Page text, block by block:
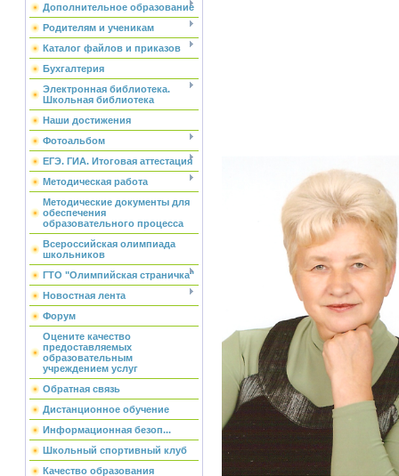
Дополнительное образование
Родителям и ученикам
Каталог файлов и приказов
Бухгалтерия
Электронная библиотека.
Школьная библиотека
Наши достижения
Фотоальбом
ЕГЭ. ГИА. Итоговая аттестация
Методическая работа
Методические документы для
обеспечения
образовательного процесса
Всероссийская олимпиада
школьников
ГТО "Олимпийская страничка"
Новостная лента
Форум
Оцените качество
предоставляемых
образовательным
учреждением услуг
Обратная связь
Дистанционное обучение
Информационная безоп...
Школьный спортивный клуб
Качество образования